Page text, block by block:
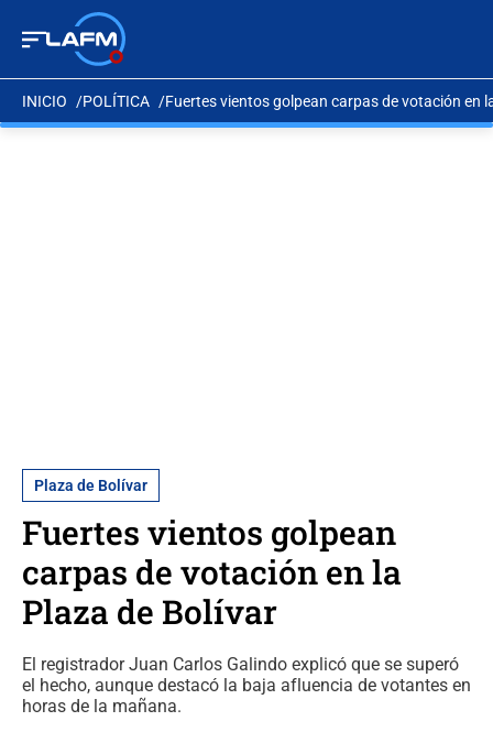
INICIO POLÍTICA Fuertes vientos golpean carpas de votación en
Plaza de Bolívar
Fuertes vientos golpean
carpas de votación en la
Plaza de Bolívar
El registrador Juan Carlos Galindo explicó que se superó
el hecho, aunque destacó la baja afluencia de votantes en
horas de la mañana.